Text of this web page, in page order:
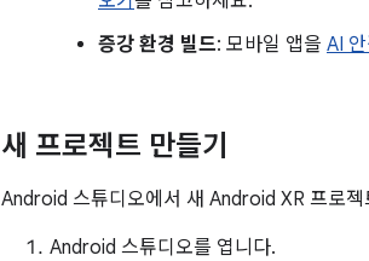
증강 환경 빌드: 모바일 앱을 AI
새 프로젝트 만들기
Android 스튜디오에서 새 Android XR 프로
Android 스튜디오를 엽니다.